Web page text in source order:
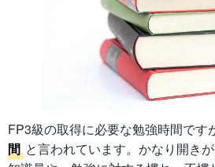
FP3級の取得に必要な勉強時間です
間 と言われています。かなり開き